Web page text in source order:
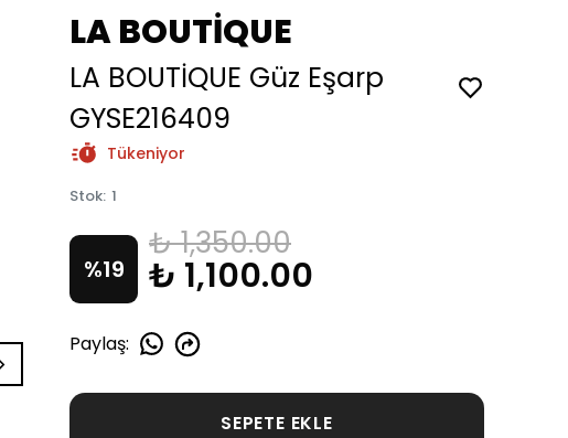
LA BOUTİQUE
LA BOUTİQUE Güz Eşarp
GYSE216409
Tükeniyor
Stok: 1
%19
₺ 1,350.00
₺ 1,100.00
Paylaş:
SEPETE EKLE